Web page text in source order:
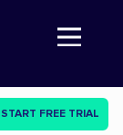
Abre a navegação
START FREE TRIAL